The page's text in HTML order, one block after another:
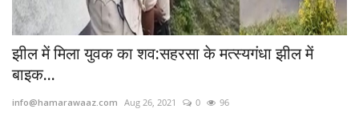
झील में मिला युवक का शव:सहरसा के मत्स्यगंधा झील में
बाइक...
info@hamarawaaz.com Aug 26, 2021 0 96